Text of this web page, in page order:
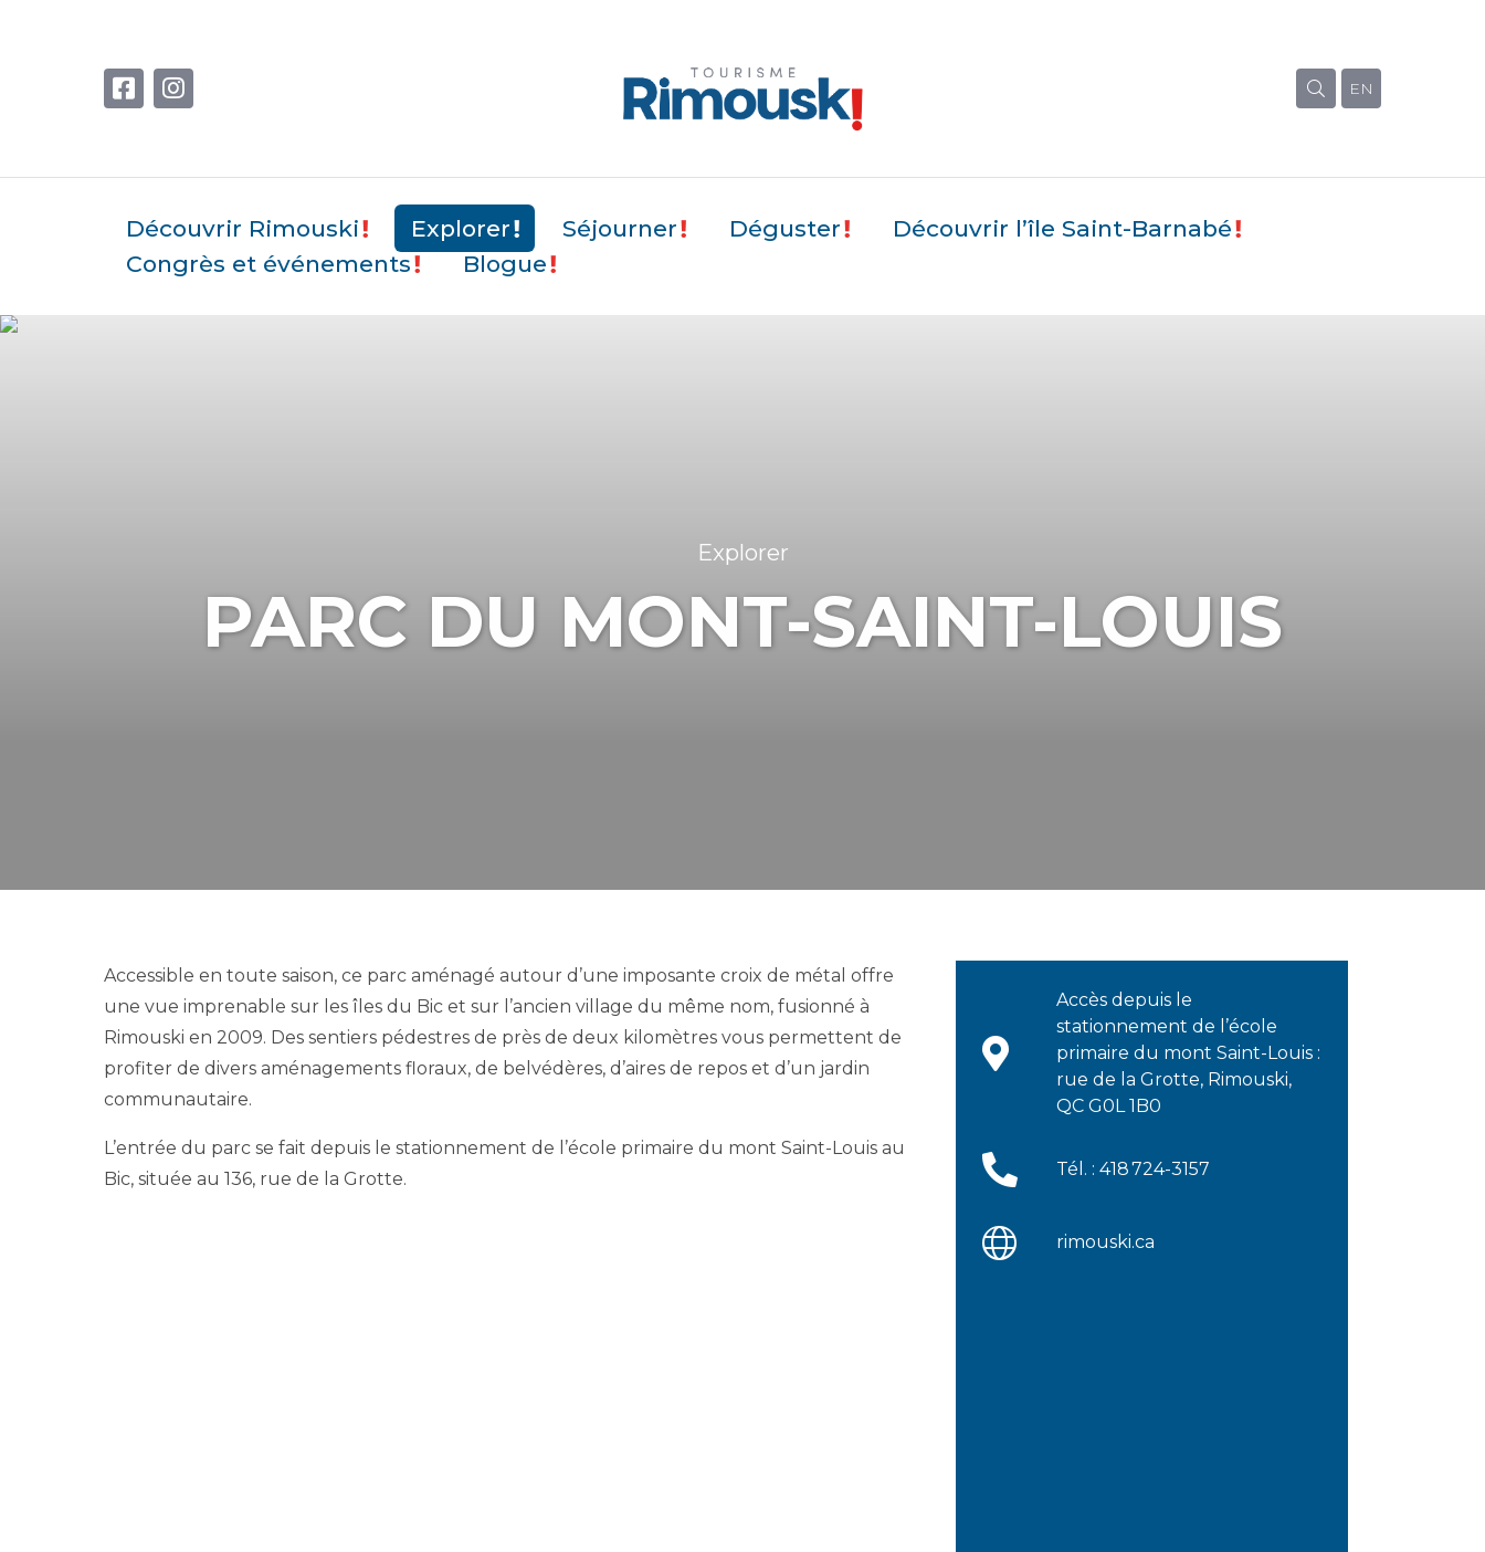
EN
Découvrir Rimouski Explorer Séjourner Déguster
Découvrir l’île Saint-Barnabé
Congrès et événements
Blogue
Explorer
PARC DU MONT-SAINT-LOUIS
Accessible en toute saison, ce parc aménagé autour d’une imposante croix de métal offre
une vue imprenable sur les îles du Bic et sur l’ancien village du même nom, fusionné à
Rimouski en 2009. Des sentiers pédestres de près de deux kilomètres vous permettent de
profiter de divers aménagements floraux, de belvédères, d’aires de repos et d’un jardin
communautaire.
L’entrée du parc se fait depuis le stationnement de l’école primaire du mont Saint-Louis au
Bic, située au 136, rue de la Grotte.
Accès depuis le
stationnement de l’école
primaire du mont Saint-Louis :
rue de la Grotte, Rimouski,
QC G0L 1B0
Tél. : 418 724-3157
rimouski.ca